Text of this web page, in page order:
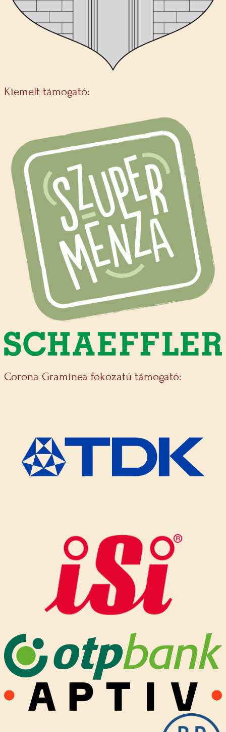
Kiemelt támogató:
Corona Graminea fokozatú támogató: